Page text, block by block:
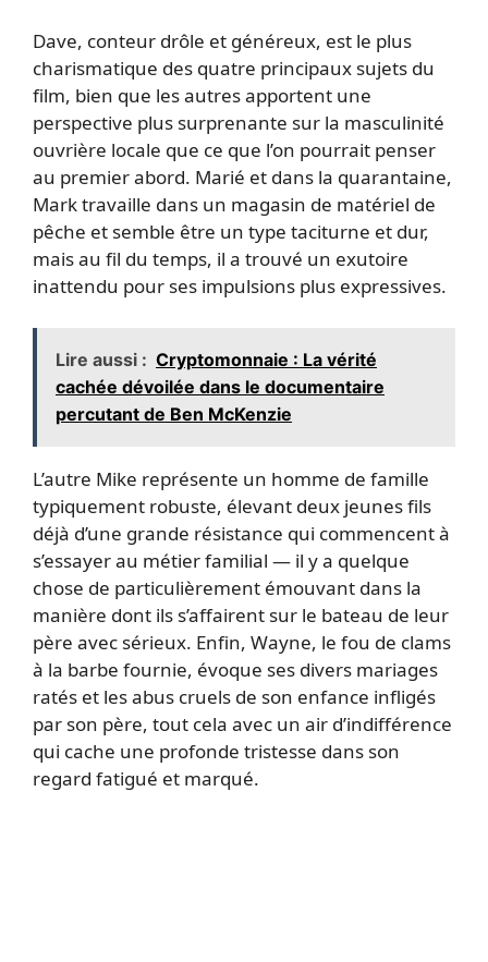
Dave, conteur drôle et généreux, est le plus
charismatique des quatre principaux sujets du
film, bien que les autres apportent une
perspective plus surprenante sur la masculinité
ouvrière locale que ce que l’on pourrait penser
au premier abord. Marié et dans la quarantaine,
Mark travaille dans un magasin de matériel de
pêche et semble être un type taciturne et dur,
mais au fil du temps, il a trouvé un exutoire
inattendu pour ses impulsions plus expressives.
Lire aussi : Cryptomonnaie : La vérité
cachée dévoilée dans le documentaire
percutant de Ben McKenzie
L’autre Mike représente un homme de famille
typiquement robuste, élevant deux jeunes fils
déjà d’une grande résistance qui commencent à
s’essayer au métier familial — il y a quelque
chose de particulièrement émouvant dans la
manière dont ils s’affairent sur le bateau de leur
père avec sérieux. Enfin, Wayne, le fou de clams
à la barbe fournie, évoque ses divers mariages
ratés et les abus cruels de son enfance infligés
par son père, tout cela avec un air d’indifférence
qui cache une profonde tristesse dans son
regard fatigué et marqué.